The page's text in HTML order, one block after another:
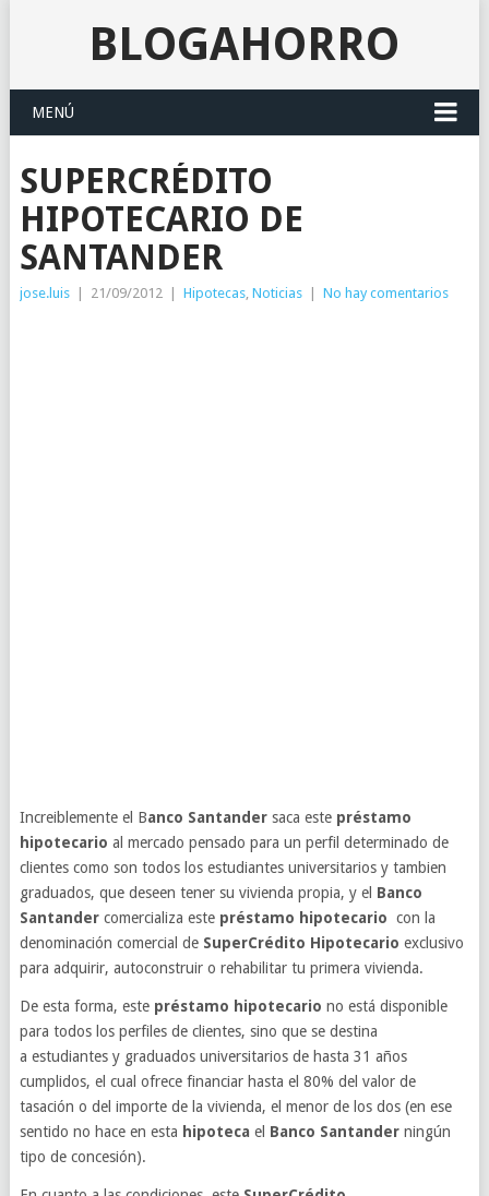
BLOGAHORRO
MENÚ
SUPERCRÉDITO
HIPOTECARIO DE
SANTANDER
jose.luis 21/09/2012 Hipotecas, Noticias No hay comentarios
Increiblemente el Banco Santandersaca este préstamo
hipotecario al mercado pensado para un perfil determinado de
clientes como son todos los estudiantes universitarios y tambien
graduados, que deseen tener su vivienda propia, y el Banco
Santandercomercializa estepréstamo hipotecario con la
denominación comercial de SuperCrédito Hipotecario exclusivo
para adquirir, autoconstruir o rehabilitar tu primera vivienda.
De esta forma, este préstamo hipotecario no está disponible
para todos los perfiles de clientes, sino que se destina
a estudiantes y graduados universitarios de hasta 31 años
cumplidos, el cual ofrece financiar hasta el 80% del valor de
tasación o del importe de la vivienda, el menor de los dos (en ese
sentido no hace en esta hipoteca el Banco Santanderningún
tipo de concesión).